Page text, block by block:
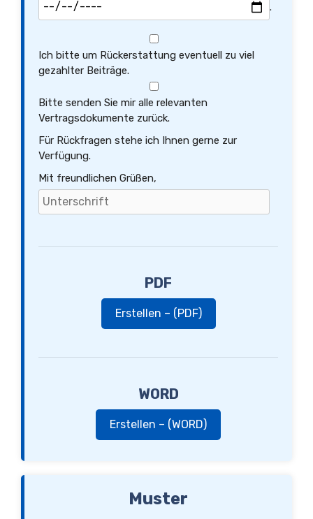
.
Ich bitte um Rückerstattung eventuell zu viel
gezahlter Beiträge.
Bitte senden Sie mir alle relevanten
Vertragsdokumente zurück.
Für Rückfragen stehe ich Ihnen gerne zur
Verfügung.
Mit freundlichen Grüßen,
PDF
Erstellen – (PDF)
WORD
Erstellen – (WORD)
Muster